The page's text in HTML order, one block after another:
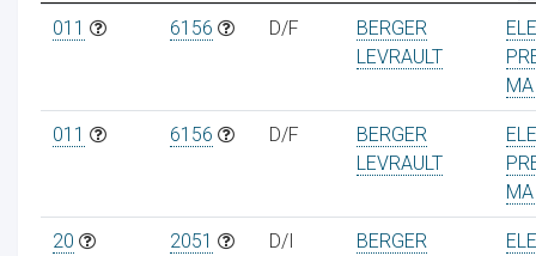
011 6156 D/F
BERGER
LEVRAULT
011 6156 D/F
BERGER
LEVRAULT
20 2051 D/I
BERGER